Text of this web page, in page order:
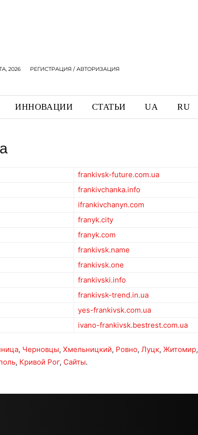
2026 РЕГИСТРАЦИЯ / АВТОРИЗАЦИЯ
ИННОВАЦИИ СТАТЬИ UA RU
frankivsk-future.com.ua
frankivchanka.info
ifrankivchanyn.com
franyk.city
franyk.com
frankivsk.name
frankivsk.one
frankivski.info
frankivsk-trend.in.ua
yes-frankivsk.com.ua
ivano-frankivsk.bestrest.com.ua
, Черновцы, Хмельницкий, Ровно, Луцк, Житомир,
, Кривой Рог, Сайты.